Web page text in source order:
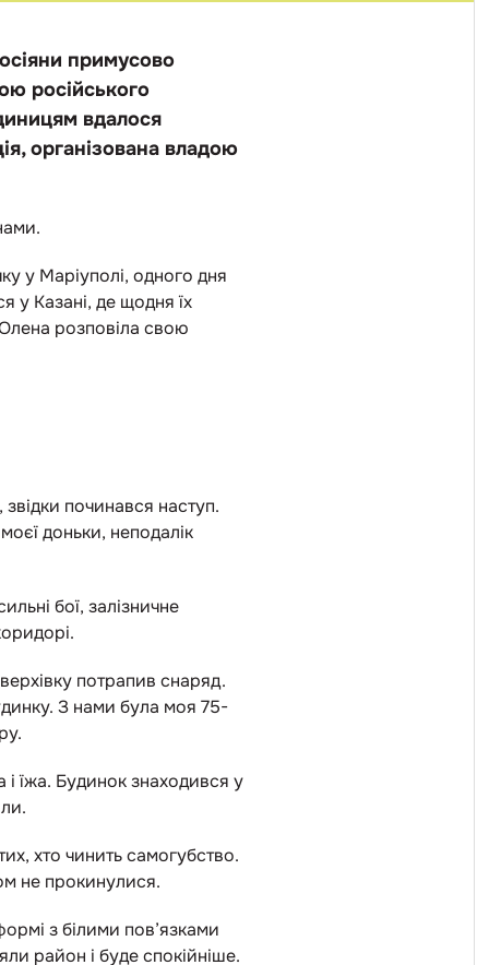
примусово
російського
вдалося
організована владою
у Маріуполі, одного дня
у Казані, де щодня їх
Олена розповіла свою
починався наступ.
доньки, неподалік
бої, залізничне
потрапив снаряд.
З нами була моя 75-
їжа. Будинок знаходився у
хто чинить самогубство.
не прокинулися.
з білими пов’язками
район і буде спокійніше.